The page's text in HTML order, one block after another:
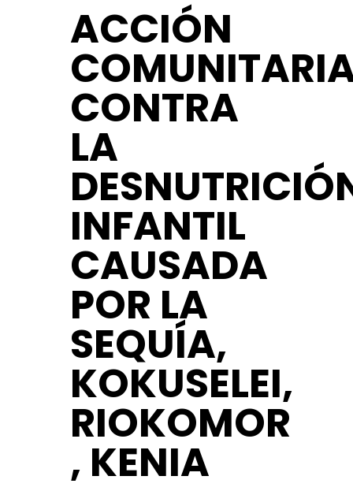
ACCIÓN
CONTRA
LA
INFANTIL
CAUSADA
POR LA
SEQUÍA,
KOKUSELEI,
RIOKOMOR
, KENIA